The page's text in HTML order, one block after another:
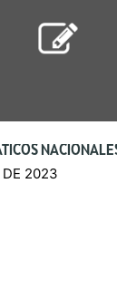
DE 2023